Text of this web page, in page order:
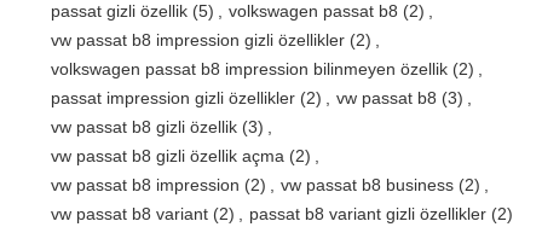
passat gizli özellik (5) volkswagen passat b8 (2)
vw passat b8 impression gizli özellikler (2)
volkswagen passat b8 impression bilinmeyen özellik (2)
passat impression gizli özellikler (2) vw passat b8 (3)
vw passat b8 gizli özellik (3)
vw passat b8 gizli özellik açma (2)
vw passat b8 impression (2) vw passat b8 business (2)
vw passat b8 variant (2) passat b8 variant gizli özellikler (2)